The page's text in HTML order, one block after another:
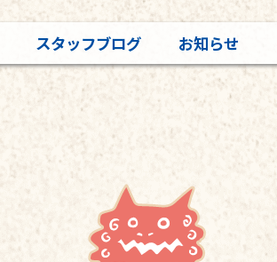
スタッフブログ お知らせ